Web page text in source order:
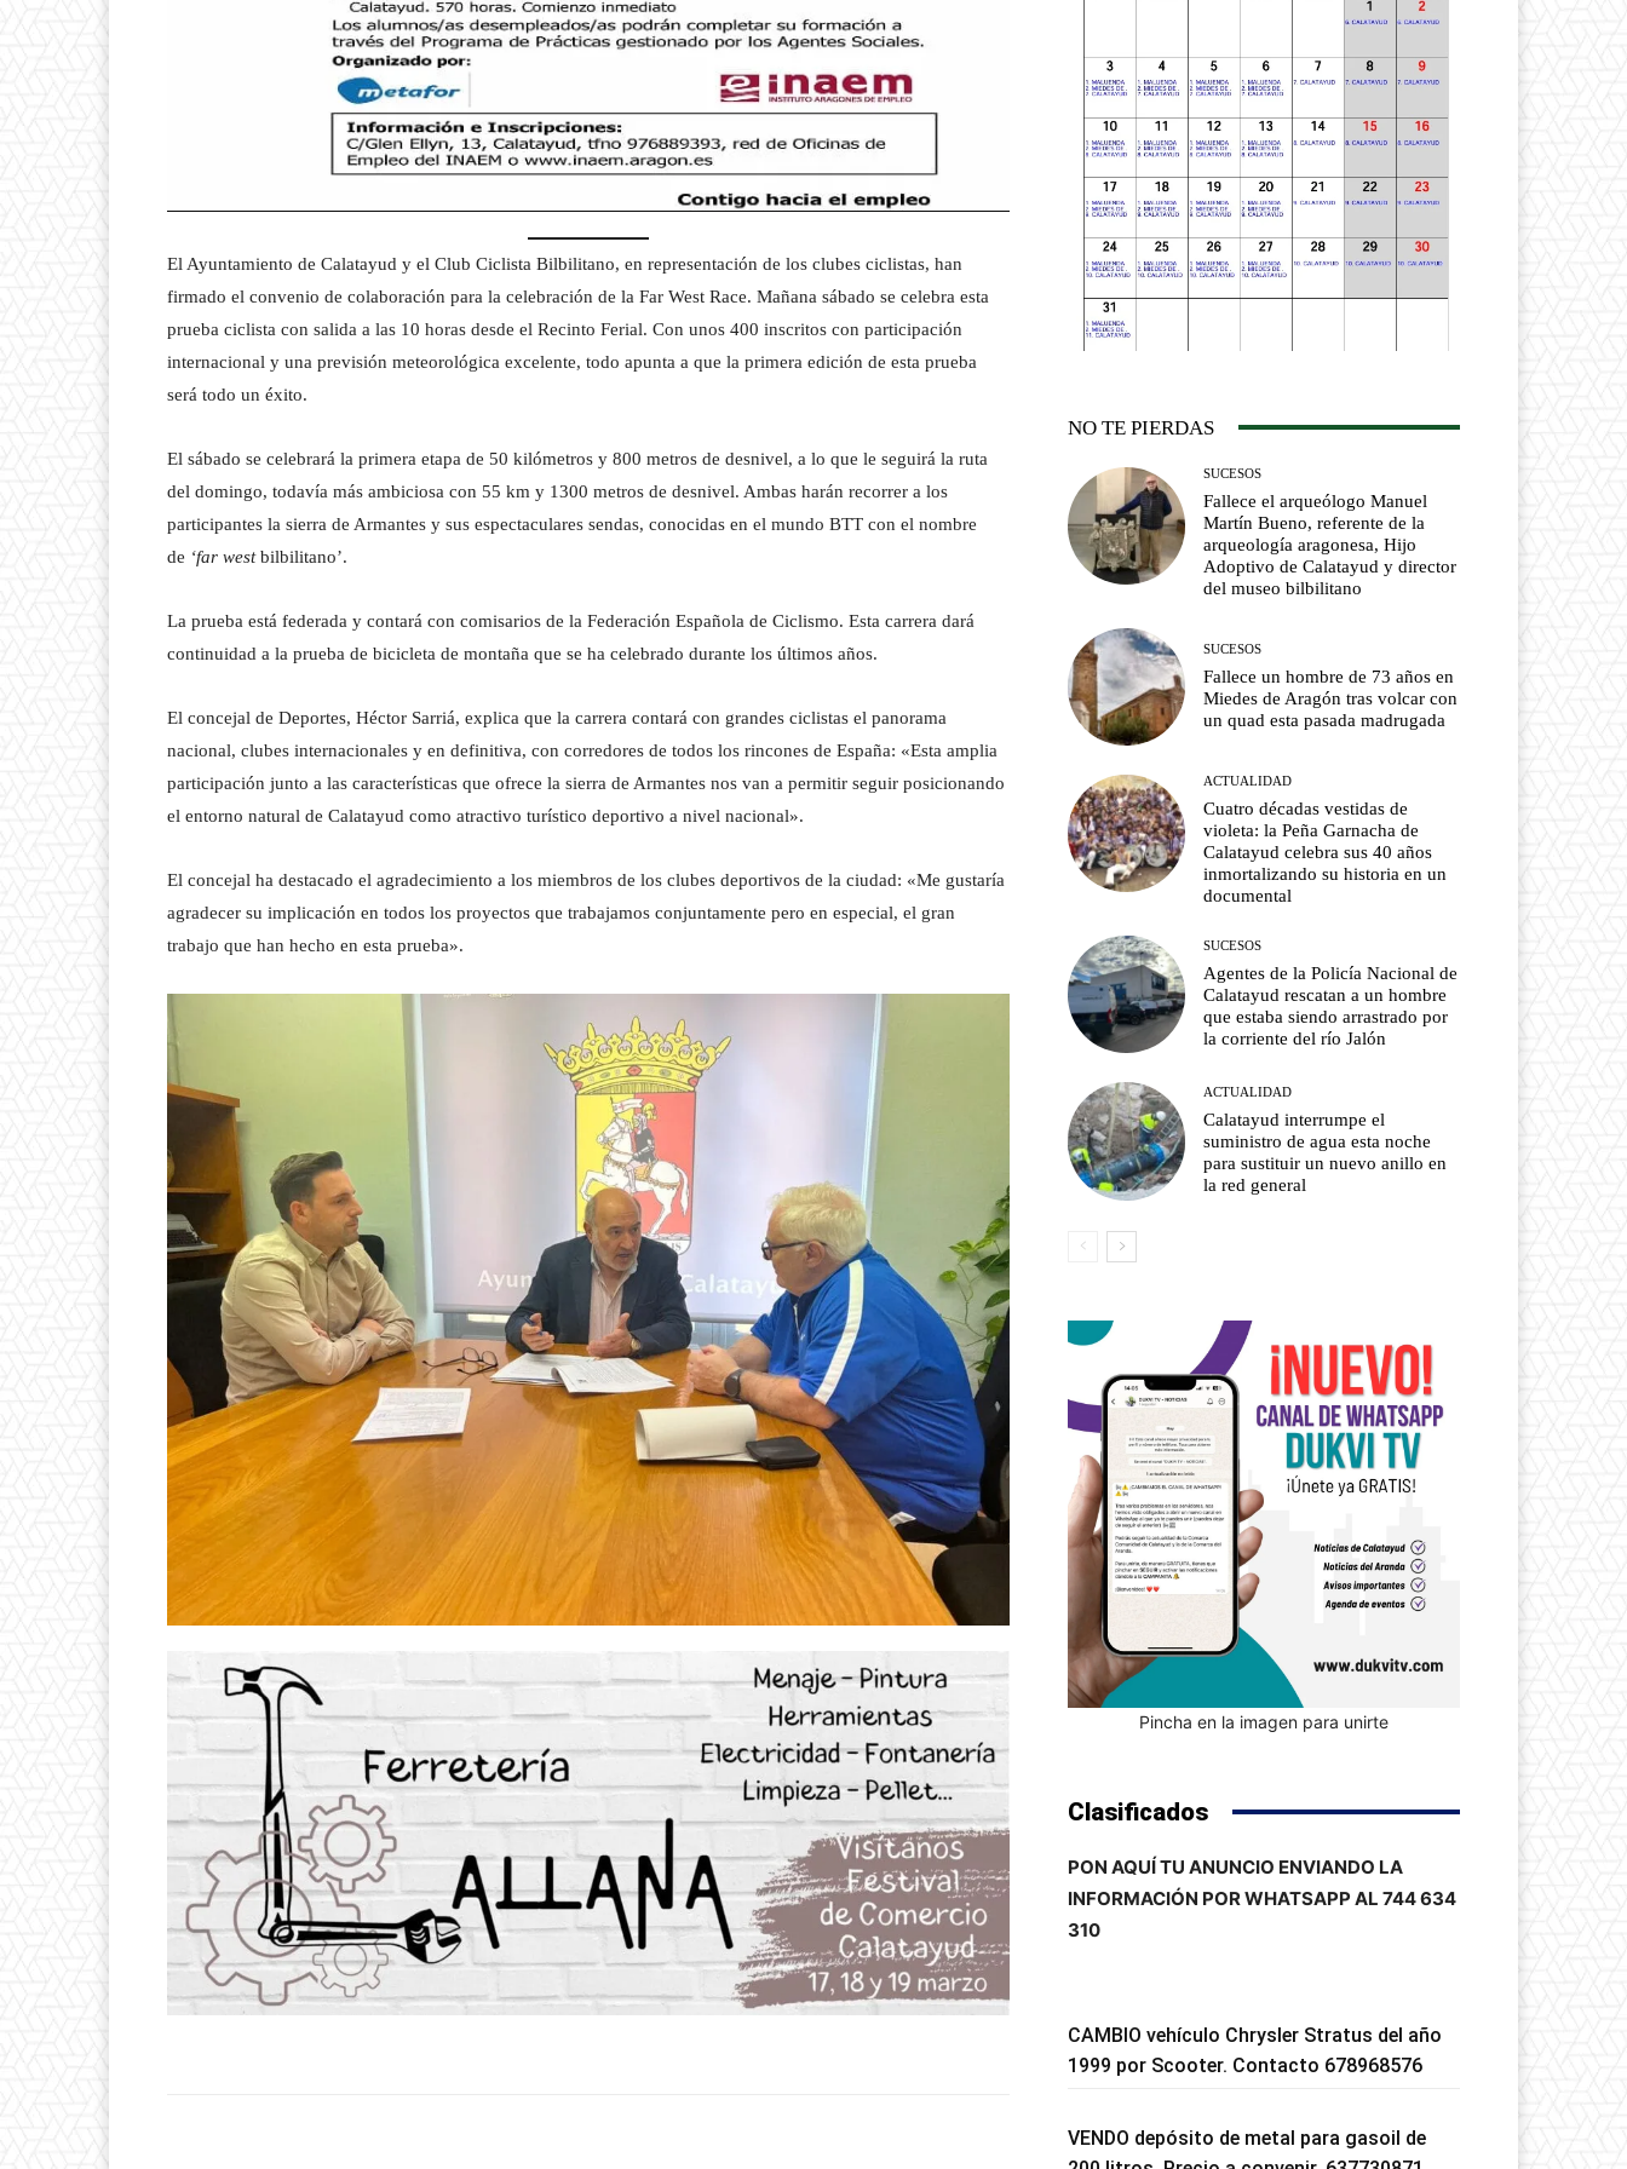
El Ayuntamiento de Calatayud y el Club Ciclista Bilbilitano, en representación de los clubes ciclistas, han
firmado el convenio de colaboración para la celebración de la Far West Race. Mañana sábado se celebra esta
prueba ciclista con salida a las 10 horas desde el Recinto Ferial. Con unos 400 inscritos con participación
internacional y una previsión meteorológica excelente, todo apunta a que la primera edición de esta prueba
será todo un éxito.
El sábado se celebrará la primera etapa de 50 kilómetros y 800 metros de desnivel, a lo que le seguirá la ruta
del domingo, todavía más ambiciosa con 55 km y 1300 metros de desnivel. Ambas harán recorrer a los
participantes la sierra de Armantes y sus espectaculares sendas, conocidas en el mundo BTT con el nombre
de ‘far westbilbilitano’.
La prueba está federada y contará con comisarios de la Federación Española de Ciclismo. Esta carrera dará
continuidad a la prueba de bicicleta de montaña que se ha celebrado durante los últimos años.
El concejal de Deportes, Héctor Sarriá, explica que la carrera contará con grandes ciclistas el panorama
nacional, clubes internacionales y en definitiva, con corredores de todos los rincones de España: «Esta amplia
participación junto a las características que ofrece la sierra de Armantes nos van a permitir seguir posicionando
el entorno natural de Calatayud como atractivo turístico deportivo a nivel nacional».
El concejal ha destacado el agradecimiento a los miembros de los clubes deportivos de la ciudad: «Me gustaría
agradecer su implicación en todos los proyectos que trabajamos conjuntamente pero en especial, el gran
trabajo que han hecho en esta prueba».
NO TE PIERDAS
SUCESOS
Fallece el arqueólogo Manuel
Martín Bueno, referente de la
arqueología aragonesa, Hijo
Adoptivo de Calatayud y director
del museo bilbilitano
SUCESOS
Fallece un hombre de 73 años en
Miedes de Aragón tras volcar con
un quad esta pasada madrugada
ACTUALIDAD
Cuatro décadas vestidas de
violeta: la Peña Garnacha de
Calatayud celebra sus 40 años
inmortalizando su historia en un
documental
SUCESOS
Agentes de la Policía Nacional de
Calatayud rescatan a un hombre
que estaba siendo arrastrado por
la corriente del río Jalón
ACTUALIDAD
Calatayud interrumpe el
suministro de agua esta noche
para sustituir un nuevo anillo en
la red general
Pincha en la imagen para unirte
Clasificados
PON AQUÍ TU ANUNCIO ENVIANDO LA
INFORMACIÓN POR WHATSAPP AL 744 634
310
CAMBIO vehículo Chrysler Stratus del año
1999 por Scooter. Contacto 678968576
VENDO depósito de metal para gasoil de